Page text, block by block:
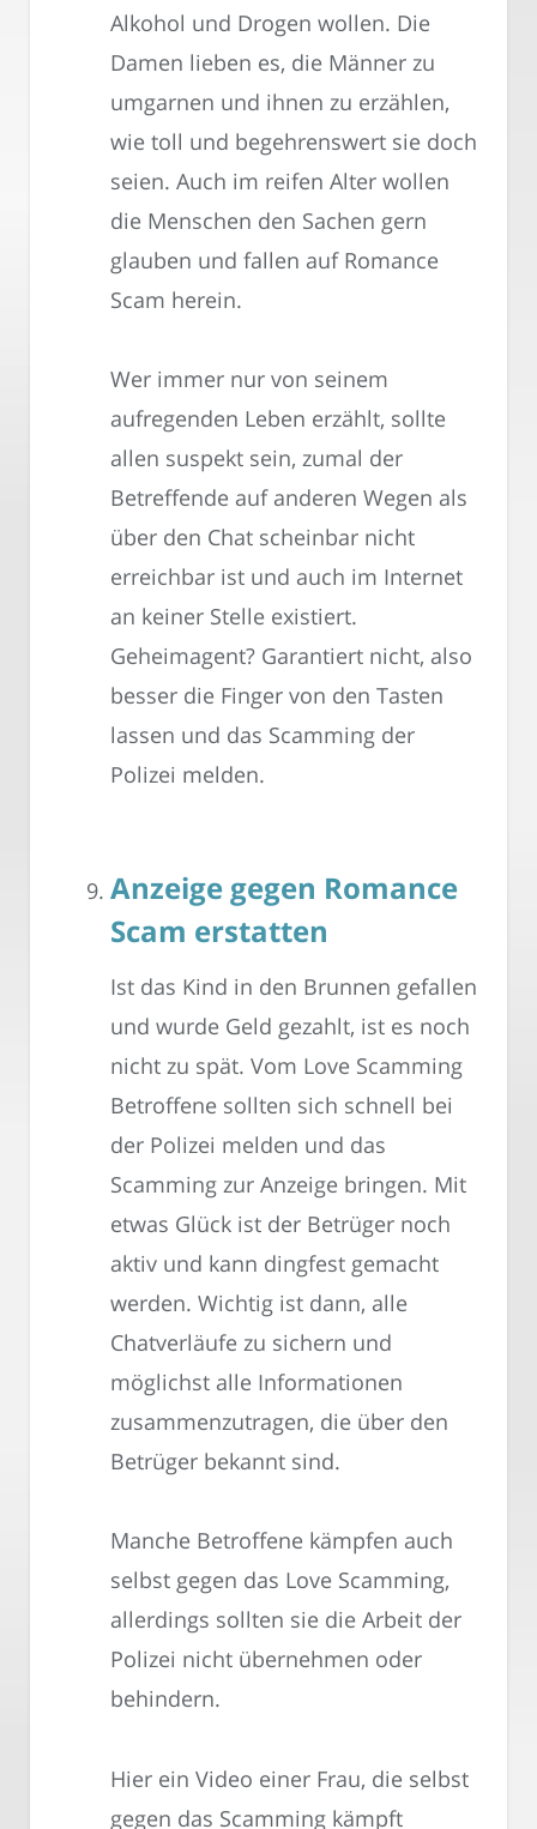
Alkohol und Drogen wollen. Die
Damen lieben es, die Männer zu
umgarnen und ihnen zu erzählen,
wie toll und begehrenswert sie doch
seien. Auch im reifen Alter wollen
die Menschen den Sachen gern
glauben und fallen auf Romance
Scam herein.
Wer immer nur von seinem
aufregenden Leben erzählt, sollte
allen suspekt sein, zumal der
Betreffende auf anderen Wegen als
über den Chat scheinbar nicht
erreichbar ist und auch im Internet
an keiner Stelle existiert.
Geheimagent? Garantiert nicht, also
besser die Finger von den Tasten
lassen und das Scamming der
Polizei melden.
Anzeige gegen Romance
Scam erstatten
Ist das Kind in den Brunnen gefallen
und wurde Geld gezahlt, ist es noch
nicht zu spät. Vom Love Scamming
Betroffene sollten sich schnell bei
der Polizei melden und das
Scamming zur Anzeige bringen. Mit
etwas Glück ist der Betrüger noch
aktiv und kann dingfest gemacht
werden. Wichtig ist dann, alle
Chatverläufe zu sichern und
möglichst alle Informationen
zusammenzutragen, die über den
Betrüger bekannt sind.
Manche Betroffene kämpfen auch
selbst gegen das Love Scamming,
allerdings sollten sie die Arbeit der
Polizei nicht übernehmen oder
behindern.
Hier ein Video einer Frau, die selbst
gegen das Scamming kämpft